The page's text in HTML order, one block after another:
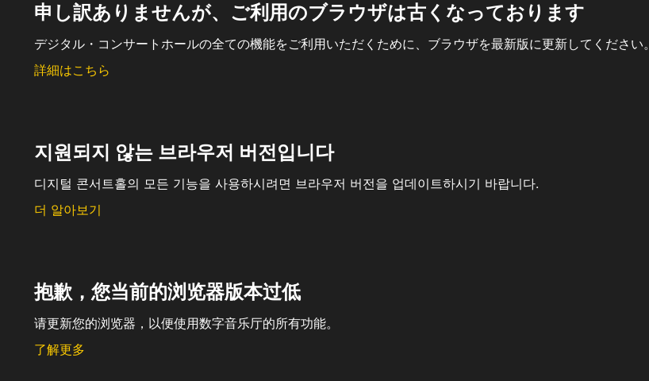
申し訳ありませんが、ご利用のブラウザは古くなっております
デジタル・コンサートホールの全ての機能をご利用いただくために、ブラウザを最新版に更新してください。
詳細はこちら
지원되지 않는 브라우저 버전입니다
디지털 콘서트홀의 모든 기능을 사용하시려면 브라우저 버전을 업데이트하시기 바랍니다.
더 알아보기
抱歉，您当前的浏览器版本过低
请更新您的浏览器，以便使用数字音乐厅的所有功能。
了解更多